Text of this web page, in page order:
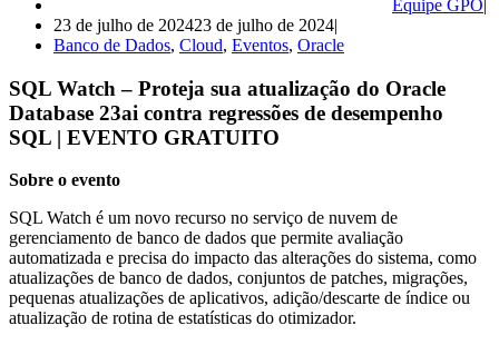
Equipe GPO
23 de julho de 202423 de julho de 2024
Banco de Dados, Cloud, Eventos, Oracle
SQL Watch – Proteja sua atualização do Oracle
Database 23ai contra regressões de desempenho
SQL | EVENTO GRATUITO
Sobre o evento
SQL Watch é um novo recurso no serviço de nuvem de
gerenciamento de banco de dados que permite avaliação
automatizada e precisa do impacto das alterações do sistema, como
atualizações de banco de dados, conjuntos de patches, migrações,
pequenas atualizações de aplicativos, adição/descarte de índice ou
atualização de rotina de estatísticas do otimizador.